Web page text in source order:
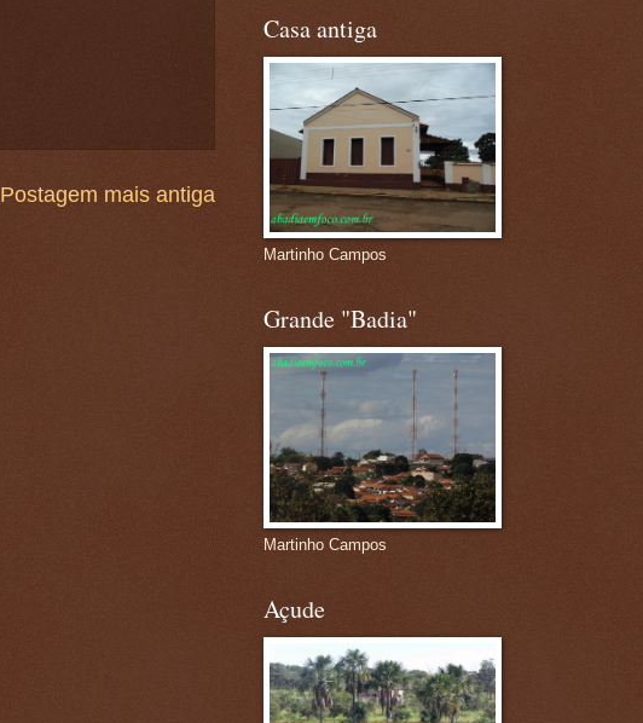
Postagem mais antiga
Casa antiga
Martinho Campos
Grande "Badia"
Martinho Campos
Açude